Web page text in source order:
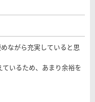
ながら充実していると思
いるため、あまり余裕を